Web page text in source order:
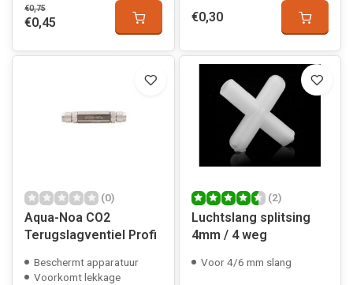
€0,75
€0,45 €0,30
(0)
Aqua-Noa CO2
Terugslagventiel Profi
Beschermt apparatuur
Voorkomt lekkage
(2)
Luchtslang splitsing
4mm / 4 weg
Voor 4/6 mm slang